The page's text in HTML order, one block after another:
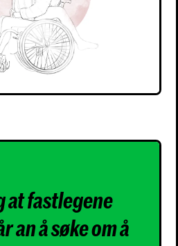
at fastlegene
an å søke om å